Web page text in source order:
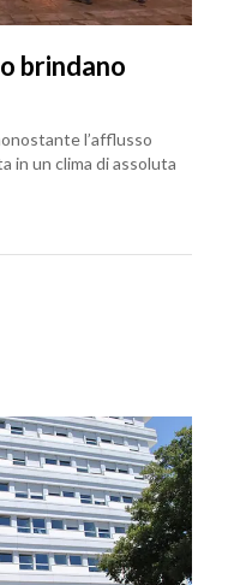
brindano
l’afflusso
in un clima di assoluta